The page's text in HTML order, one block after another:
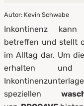
1. Vorteile von
2. Waschbare
PROCAVE
3. Pflege von
Autor: Kevin Schwabe
Inkontinenz
betreffen und stellt
im Alltag dar. Um
erhalten und
speziellen